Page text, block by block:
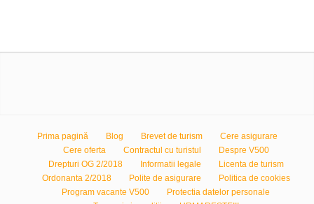
Prima pagină Blog Brevet de turism
Cere asigurare
Cere oferta
Contractul cu turistul
Despre V500
Drepturi OG 2/2018
Informatii legale
Licenta de turism
Ordonanta 2/2018
Polite de asigurare
Politica de cookies
Program vacante V500
Protectia datelor personale